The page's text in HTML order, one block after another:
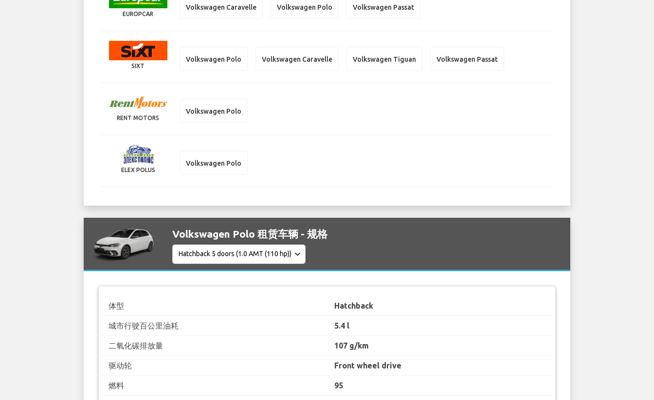
EUROPCAR
Volkswagen Caravelle Volkswagen Polo Volkswagen Passat
SIXT
Volkswagen Polo Volkswagen Caravelle Volkswagen Tiguan Volkswagen Passat
RENT MOTORS
Volkswagen Polo
ELEX POLUS
Volkswagen Polo
Volkswagen Polo 租赁车辆 - 规格
体型 Hatchback
城市行驶百公里油耗 5.4 l
二氧化碳排放量 107 g/km
驱动轮 Front wheel drive
燃料 95